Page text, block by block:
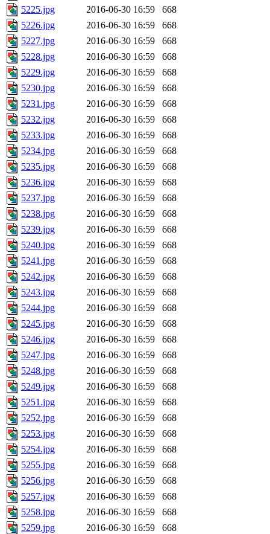
5225.jpg
2016-06-30 16:59
668
5226.jpg
2016-06-30 16:59
668
5227.jpg
2016-06-30 16:59
668
5228.jpg
2016-06-30 16:59
668
5229.jpg
2016-06-30 16:59
668
5230.jpg
2016-06-30 16:59
668
5231.jpg
2016-06-30 16:59
668
5232.jpg
2016-06-30 16:59
668
5233.jpg
2016-06-30 16:59
668
5234.jpg
2016-06-30 16:59
668
5235.jpg
2016-06-30 16:59
668
5236.jpg
2016-06-30 16:59
668
5237.jpg
2016-06-30 16:59
668
5238.jpg
2016-06-30 16:59
668
5239.jpg
2016-06-30 16:59
668
5240.jpg
2016-06-30 16:59
668
5241.jpg
2016-06-30 16:59
668
5242.jpg
2016-06-30 16:59
668
5243.jpg
2016-06-30 16:59
668
5244.jpg
2016-06-30 16:59
668
5245.jpg
2016-06-30 16:59
668
5246.jpg
2016-06-30 16:59
668
5247.jpg
2016-06-30 16:59
668
5248.jpg
2016-06-30 16:59
668
5249.jpg
2016-06-30 16:59
668
5251.jpg
2016-06-30 16:59
668
5252.jpg
2016-06-30 16:59
668
5253.jpg
2016-06-30 16:59
668
5254.jpg
2016-06-30 16:59
668
5255.jpg
2016-06-30 16:59
668
5256.jpg
2016-06-30 16:59
668
5257.jpg
2016-06-30 16:59
668
5258.jpg
2016-06-30 16:59
668
5259.jpg
2016-06-30 16:59
668